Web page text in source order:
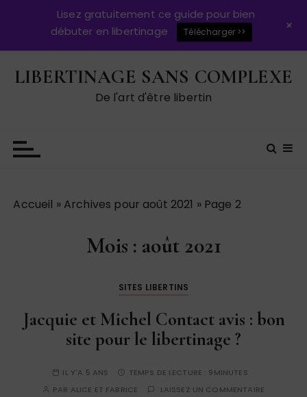
LIBERTINAGE SANS COMPLEXE
De l'art d'être libertin
Accueil » Archives pour août 2021 » Page 2
Mois : août 2021
SITES LIBERTINS
Jacquie et Michel Contact avis : bon
site pour le libertinage ?
IL Y'A 5 ANS TEMPS DE LECTURE : 9MINUTES
PAR ALICE ET FABRICE LAISSEZ UN COMMENTAIRE
Lisez gratuitement ce guide pour bien
débuter en libertinage
Télécharger >> +